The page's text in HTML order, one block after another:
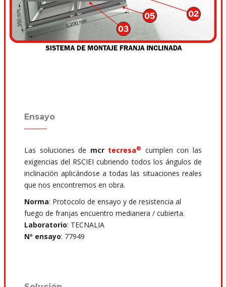
Ensayo
Las soluciones de mcr tecresa®
cumplen con las
exigencias del RSCIEI cubriendo todos los ángulos de
inclinación aplicándose a todas las situaciones reales
que nos encontremos en obra.
Norma: Protocolo de ensayo y de resistencia al
fuego de franjas encuentro medianera / cubierta.
Laboratorio: TECNALIA
Nº ensayo: 77949